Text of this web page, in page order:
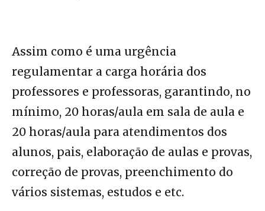
Assim como é uma urgência
regulamentar a carga horária dos
professores e professoras, garantindo, no
mínimo, 20 horas/aula em sala de aula e
20 horas/aula para atendimentos dos
alunos, pais, elaboração de aulas e provas,
correção de provas, preenchimento do
vários sistemas, estudos e etc.